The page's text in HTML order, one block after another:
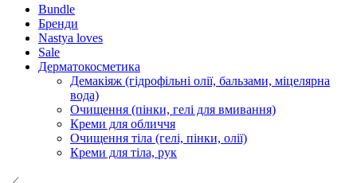
Bundle
Бренди
Nastya loves
Sale
Дерматокосметика
Демакіяж (гідрофільні олії, бальзами, міцелярна
вода)
Очищення (пінки, гелі для вмивання)
Креми для обличчя
Очищення тіла (гелі, пінки, олії)
Креми для тіла, рук